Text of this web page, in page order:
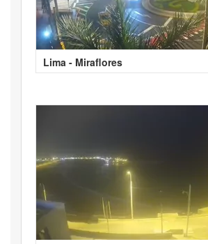
Lima - Miraflores